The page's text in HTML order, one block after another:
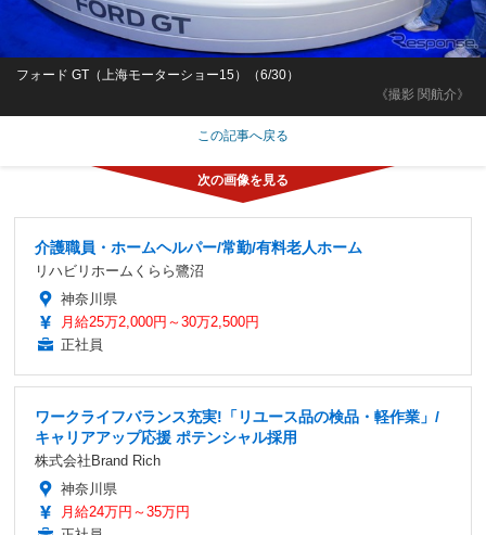
《撮影 関航介》
フォード GT（上海モーターショー15）（6/30）
この記事へ戻る
介護職員・ホームヘルパー/常勤/有料老人ホーム
リハビリホームくらら鷺沼
神奈川県
月給25万2,000円～30万2,500円
正社員
ワークライフバランス充実!「リユース品の検品・軽作業」/
キャリアアップ応援 ポテンシャル採用
株式会社Brand Rich
神奈川県
月給24万円～35万円